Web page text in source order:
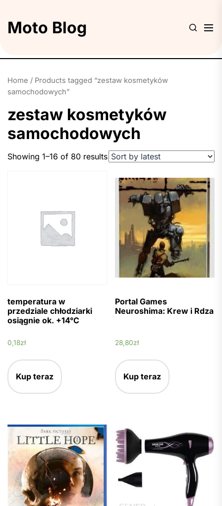
Moto Blog
Home / Products tagged “zestaw kosmetyków
samochodowych”
zestaw kosmetyków
samochodowych
Showing 1–16 of 80 results
temperatura w
przedziale chłodziarki
osiągnie ok. +14°C
0,18zł
Kup teraz
Portal Games
Neuroshima: Krew i Rdza
28,80zł
Kup teraz